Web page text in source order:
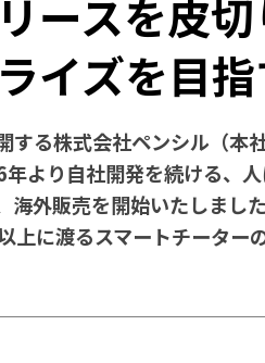
ースを皮
イズを目
る株式会社ペンシル（本
より自社開発を続ける、
海外販売を開始いたしまし
上に渡るスマートチーター